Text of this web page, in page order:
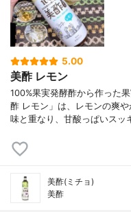
5.00
美酢 レモン
100%果実発酵酢から作った
酢 レモン」は、レモンの爽
味と重なり、甘酸っぱいスッ
美酢(ミチョ)
美酢